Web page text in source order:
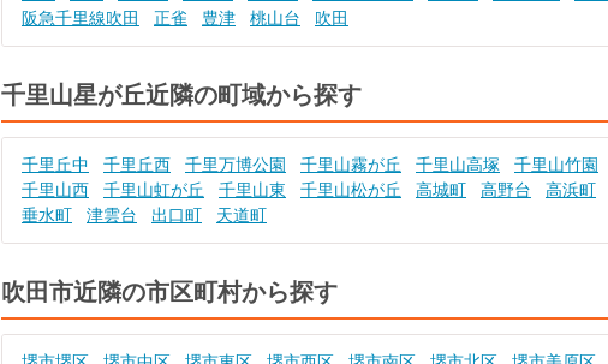
阪急千里線吹田
正雀 豊津 桃山台 吹田
千里山星が丘近隣の町域から探す
千里丘中 千里丘西 千里万博公園 千里山霧が丘 千里山高塚 千里山竹園
千里山西
千里山虹が丘 千里山東 千里山松が丘 高城町 高野台 高浜町
垂水町
津雲台 出口町 天道町
吹田市近隣の市区町村から探す